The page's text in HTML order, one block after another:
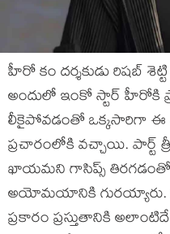
హీరో కం దర్శకుడు రిషబ్
అందులో ఇంకో స్టార్ హీరోకి
లీకైపోవడంతో ఒక్కసారిగా ఈ
ప్రచారంలోకి వచ్చాయి. పార్ట్
ఖాయమని గాసిప్స్ తిరగడంతో
అయోమయానికి గురయ్యారు.
ప్రకారం ప్రస్తుతానికి